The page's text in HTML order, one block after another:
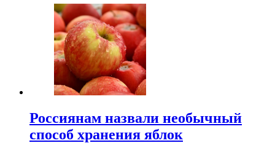
Россиянам назвали необычный
способ хранения яблок